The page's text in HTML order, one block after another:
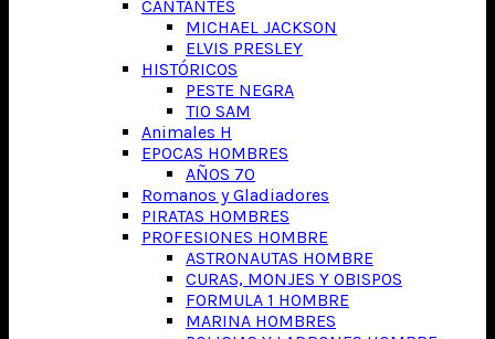
CANTANTES
MICHAEL JACKSON
ELVIS PRESLEY
HISTÓRICOS
PESTE NEGRA
TIO SAM
Animales H
EPOCAS HOMBRES
AÑOS 70
Romanos y Gladiadores
PIRATAS HOMBRES
PROFESIONES HOMBRE
ASTRONAUTAS HOMBRE
CURAS, MONJES Y OBISPOS
FORMULA 1 HOMBRE
MARINA HOMBRES